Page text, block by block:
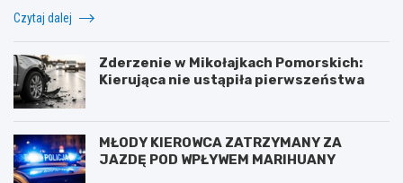
Czytaj dalej
Zderzenie w Mikołajkach Pomorskich:
Kierująca nie ustąpiła pierwszeństwa
MŁODY KIEROWCA ZATRZYMANY ZA
JAZDĘ POD WPŁYWEM MARIHUANY